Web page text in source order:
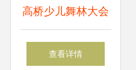
高桥少儿舞林大会
今日火热开赛，
查看详情